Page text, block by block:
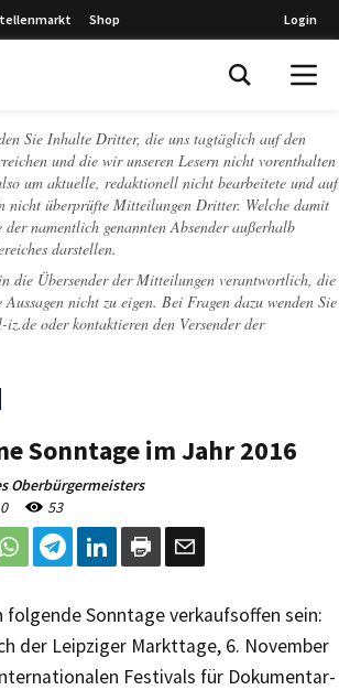
Shop Login
Sie Inhalte Dritter, die uns tagtäglich auf den
und die wir unseren Lesern nicht vorenthalten
um aktuelle, redaktionell nicht bearbeitete und auf
nicht überprüfte Mitteilungen Dritter. Welche damit
der namentlich genannten Absender außerhalb
darstellen.
die Übersender der Mitteilungen verantwortlich, die
nicht zu eigen. Bei Fragen dazu wenden Sie
iz.de oder kontaktieren den Versender der
Sonntage im Jahr 2016
Oberbürgermeisters
0 53
folgende Sonntage verkaufsoffen sein:
der Leipziger Markttage, 6. November
Festivals für Dokumentar-